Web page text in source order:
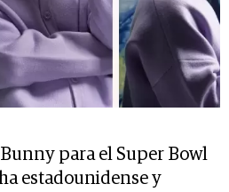
para el Super Bowl
estadounidense y